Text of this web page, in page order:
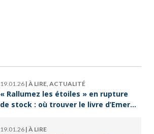
19.01.26 | À LIRE, ACTUALITÉ
« Rallumez les étoiles » en rupture
de stock : où trouver le livre d’Emeric
19.01.26 | À LIRE